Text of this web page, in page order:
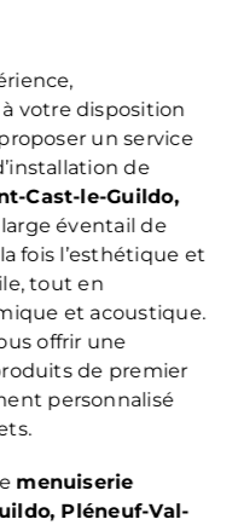
à votre disposition
un service
de
Cast-le-Guildo,
éventail de
fois l’esthétique et
tout en
et acoustique.
offrir une
de premier
personnalisé
menuiserie
Pléneuf-Val-